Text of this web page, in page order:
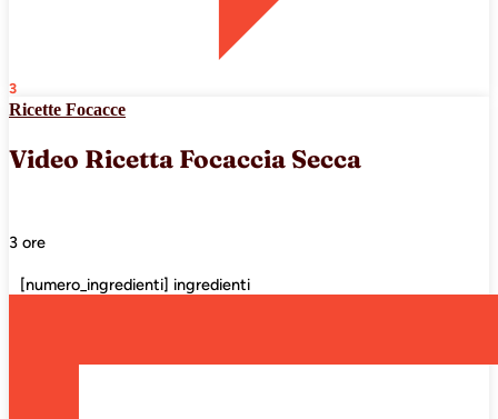
3
Ricette Focacce
Video Ricetta Focaccia Secca
3 ore
[numero_ingredienti] ingredienti